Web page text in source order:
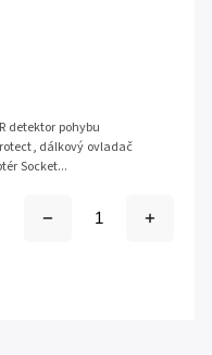
detektor pohybu
dálkový ovladač
Socket...